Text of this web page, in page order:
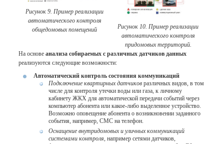
Рисунок 9. Пример реализации
автоматического контроля
общедомовых помещений
Рисунок 10. Пример реализации
автоматического контроля
придомовых территорий.
На основе анализа собираемых с различных датчиков данных
реализуются следующие возможности:
Автоматический контроль состояния коммуникаций
Подключение квартирных датчиков различных видов, в том
числе для контроля утечки воды или газа, к личному
кабинету ЖКХ для автоматической передачи событий через
компьютер абонента или какое-либо выделенное устройство.
Возможно оповещение абонента о возникновении заданного
события, например, СМС на телефон.
Оснащение внутридомовых и уличных коммуникаций
системами контроля, например сетями датчиков,